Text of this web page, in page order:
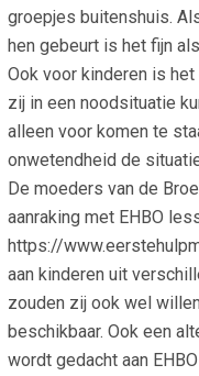
groepjes buitenshuis.
hen gebeurt is het fijn
Ook voor kinderen is
zij in een noodsituatie
alleen voor komen te
onwetendheid de
De moeders van de
aanraking met EHBO
https://
aan kinderen uit
zouden zij ook wel
beschikbaar. Ook een
wordt gedacht aan